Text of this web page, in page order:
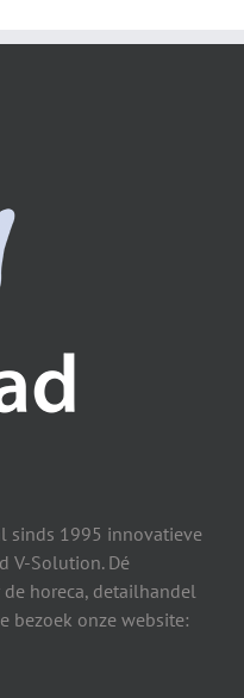
sinds 1995 innovatieve
V-Solution. Dé
horeca, detailhandel
bezoek onze website: